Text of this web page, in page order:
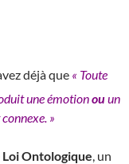
déjà que « Toute
une émotionouun
»
Loi Ontologique , un